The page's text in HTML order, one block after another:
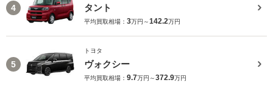
4 タント
平均買取相場： 3万円～142.2万円
5
トヨタ
ヴォクシー
平均買取相場： 9.7万円～372.9万円